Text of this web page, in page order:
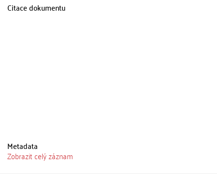
Citace dokumentu
Metadata
Zobrazit celý záznam